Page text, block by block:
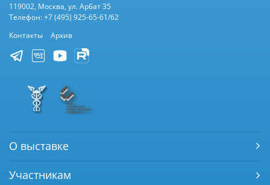
119002, Москва, ул. Арбат 35
Телефон: +7 (495) 925-65-61/62
Контакты
Архив
О выставке
Участникам